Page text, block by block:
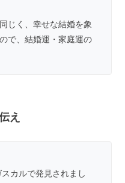
じく、幸せな結婚を象
で、結婚運・家庭運の
え
カルで発見されまし